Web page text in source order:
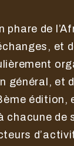
phare de
et
général,
chacune de